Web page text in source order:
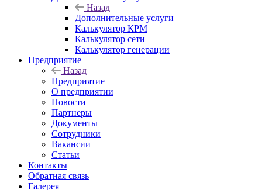
Назад
Дополнительные услуги
Калькулятор КРМ
Калькулятор сети
Калькулятор генерации
Предприятие
Назад
Предприятие
О предприятии
Новости
Партнеры
Документы
Сотрудники
Вакансии
Статьи
Контакты
Обратная связь
Галерея